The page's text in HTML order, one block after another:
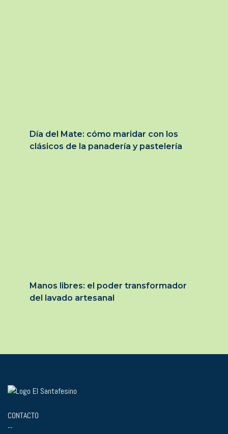
Día del Mate: cómo maridar con los
clásicos de la panadería y pastelería
Manos libres: el poder transformador
del lavado artesanal
CONTACTO
--